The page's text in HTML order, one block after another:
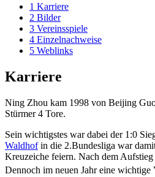
1 Karriere
2 Bilder
3 Vereinsspiele
4 Einzelnachweise
5 Weblinks
Karriere
Ning Zhou kam 1998 von Beijing
Stürmer 4 Tore.
Sein wichtigstes war dabei der 1:0
Waldhofin die 2.Bundesliga war
Kreuzeiche feiern. Nach dem
Dennoch im neuen Jahr eine wichtige